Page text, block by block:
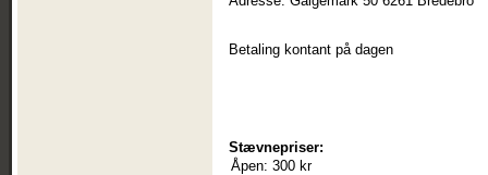
Betaling kontant på dagen
Stævnepriser:
Åpen: 300 kr